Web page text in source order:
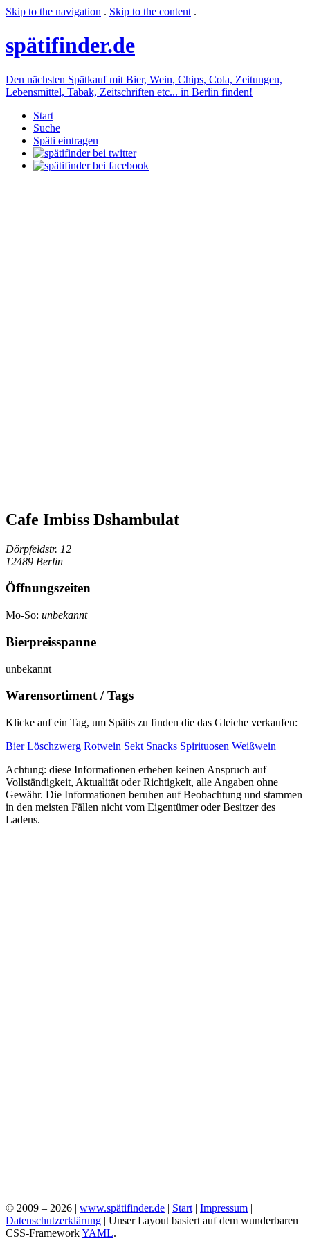
Skip to the navigation . Skip to the content .
spätifinder.de
Den nächsten Spätkauf mit Bier, Wein, Chips, Cola, Zeitungen,
Lebensmittel, Tabak, Zeitschriften etc... in Berlin finden!
Start
Suche
Späti eintragen
Cafe Imbiss Dshambulat
Dörpfeldstr. 12
12489 Berlin
Öffnungszeiten
Mo-So: unbekannt
Bierpreisspanne
unbekannt
Warensortiment / Tags
Klicke auf ein Tag, um Spätis zu finden die das Gleiche verkaufen:
Bier Löschzwerg Rotwein Sekt Snacks Spirituosen Weißwein
Achtung: diese Informationen erheben keinen Anspruch auf
Vollständigkeit, Aktualität oder Richtigkeit, alle Angaben ohne
Gewähr. Die Informationen beruhen auf Beobachtung und stammen
in den meisten Fällen nicht vom Eigentümer oder Besitzer des
Ladens.
© 2009 – 2026 | www.spätifinder.de | Start | Impressum |
Datenschutzerklärung | Unser Layout basiert auf dem wunderbaren
CSS-FrameworkYAML.